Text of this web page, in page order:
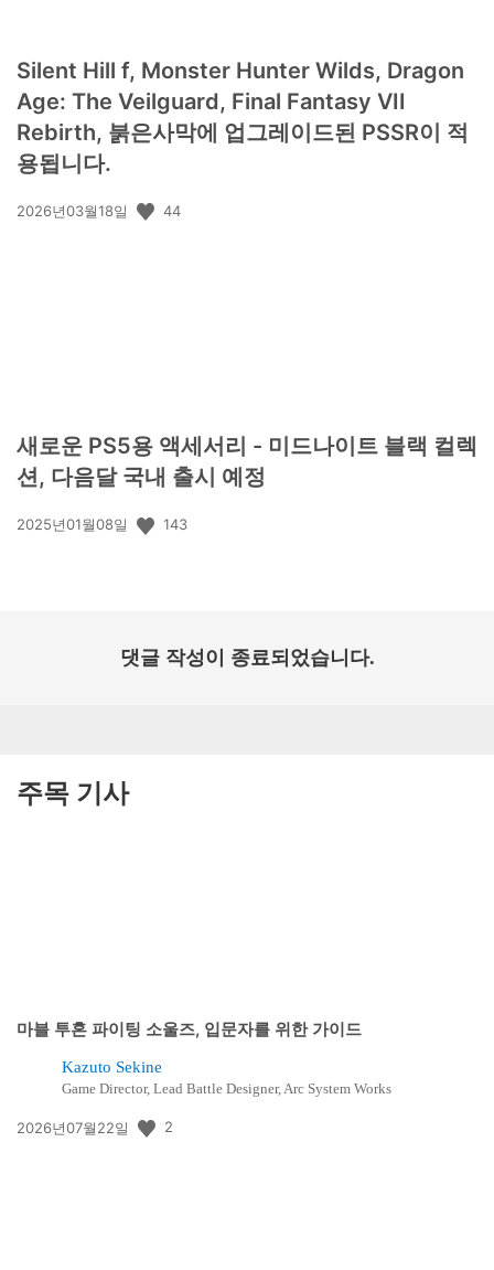
Silent Hill f, Monster Hunter Wilds, Dragon
Age: The Veilguard, Final Fantasy VII
Rebirth, 붉은사막에 업그레이드된 PSSR이 적
용됩니다.
공
2026년03월18일 44
새로운 PS5용 액세서리 - 미드나이트 블랙 컬렉
션, 다음달 국내 출시 예정
공
2025년01월08일 143
댓글 작성이 종료되었습니다.
주목 기사
마블 투혼 파이팅 소울즈, 입문자를 위한 가이드
Kazuto Sekine
Game Director, Lead Battle Designer, Arc System Works
공
2026년07월22일 2